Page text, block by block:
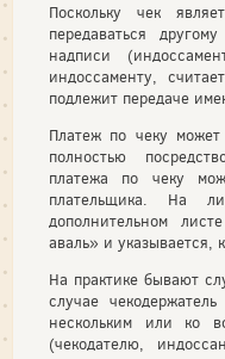
Поскольку чек
передаваться
надписи
индоссаменту,
подлежит передаче
Платеж по чеку
полностью
платежа по чеку
плательщика. На
дополнительном
аваль» и указывается,
На практике бывают
случае
нескольким или ко
(чекодателю,